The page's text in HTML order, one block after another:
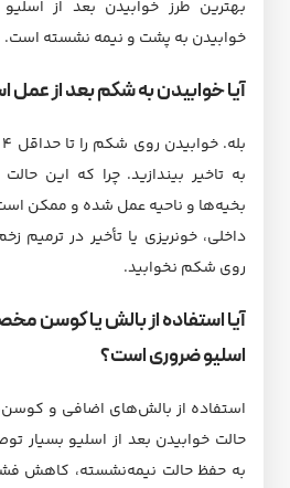
بهترین طرز خوابیدن بعد از
خوابیدن به پشت و نیمه نشسته است.
آیا خوابیدن به شکم بعد از عمل
به تاخیر بیندازید. چرا که این
بخیه‌ها و ناحیه عمل شده و ممکن
داخلی، خونریزی یا تأخیر در ترمیم
روی شکم نخوابید.
آیا استفاده از بالش یا کوسن
اسلیو ضروری است؟
استفاده از بالش‌های اضافی و
حالت خوابیدن بعد از اسلیو بسیار
به حفظ حالت نیمه‌نشسته، کاهش